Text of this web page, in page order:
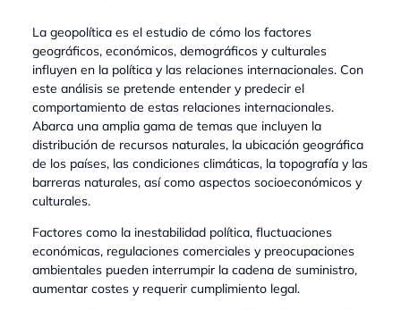
La geopolítica es el estudio de cómo los factores
geográficos, económicos, demográficos y culturales
influyen en la política y las relaciones internacionales. Con
este análisis se pretende entender y predecir el
comportamiento de estas relaciones internacionales.
Abarca una amplia gama de temas que incluyen la
distribución de recursos naturales, la ubicación geográfica
de los países, las condiciones climáticas, la topografía y las
barreras naturales, así como aspectos socioeconómicos y
culturales.
Factores como la inestabilidad política, fluctuaciones
económicas, regulaciones comerciales y preocupaciones
ambientales pueden interrumpir la cadena de suministro,
aumentar costes y requerir cumplimiento legal.